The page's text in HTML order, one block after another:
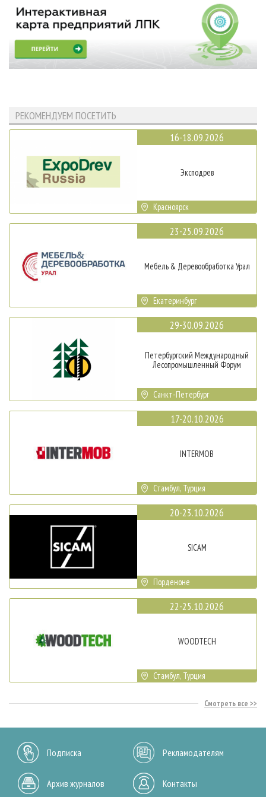
РЕКОМЕНДУЕМ ПОСЕТИТЬ
16-18.09.2026
Эксподрев
Красноярск
23-25.09.2026
Мебель & Деревообработка Урал
Екатеринбург
29-30.09.2026
Петербургский Международный
Лесопромышленный Форум
Санкт-Петербург
17-20.10.2026
INTERMOB
Стамбул, Турция
20-23.10.2026
SICAM
Порденоне
22-25.10.2026
WOODTECH
Стамбул, Турция
Смотреть все
Подписка Рекламодателям
Архив журналов Контакты